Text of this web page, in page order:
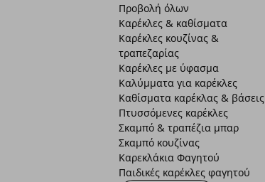
Προβολή όλων
Καρέκλες & καθίσματα
Καρέκλες κουζίνας &
τραπεζαρίας
Καρέκλες με ύφασμα
Καλύμματα για καρέκλες
Καθίσματα καρέκλας & βάσεις
Πτυσσόμενες καρέκλες
Σκαμπό & τραπέζια μπαρ
Σκαμπό κουζίνας
Καρεκλάκια Φαγητού
Παιδικές καρέκλες φαγητού